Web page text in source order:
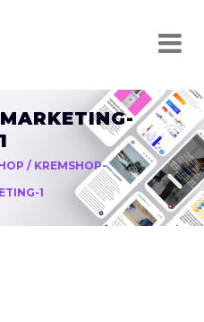
1
/ KREMSHOP-
1